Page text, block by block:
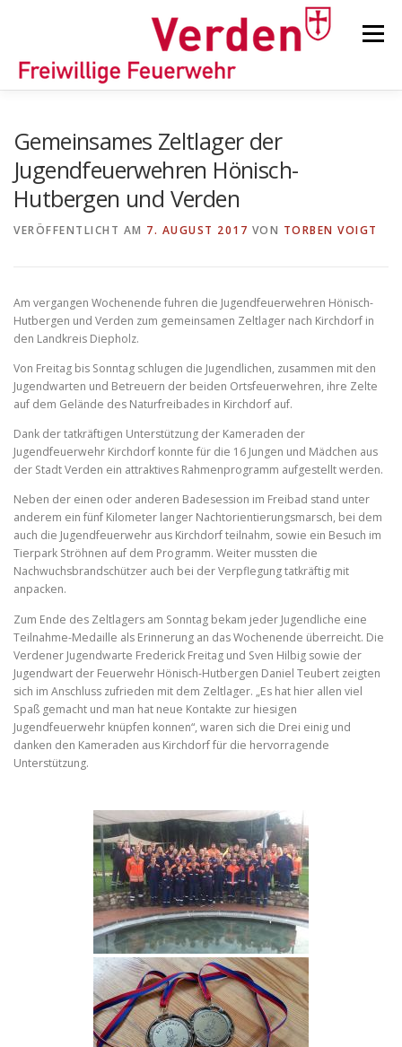
Menü
ORTSFEUERWEHREN
TIPPS/TRICKS
Gemeinsames Zeltlager der
Jugendfeuerwehren Hönisch-
Hutbergen und Verden
VERÖFFENTLICHT AM 7. AUGUST 2017 VON TORBEN VOIGT
Am vergangen Wochenende fuhren die Jugendfeuerwehren Hönisch-
Hutbergen und Verden zum gemeinsamen Zeltlager nach Kirchdorf in
den Landkreis Diepholz.
Von Freitag bis Sonntag schlugen die Jugendlichen, zusammen mit den
Jugendwarten und Betreuern der beiden Ortsfeuerwehren, ihre Zelte
auf dem Gelände des Naturfreibades in Kirchdorf auf.
Dank der tatkräftigen Unterstützung der Kameraden der
Jugendfeuerwehr Kirchdorf konnte für die 16 Jungen und Mädchen aus
der Stadt Verden ein attraktives Rahmenprogramm aufgestellt werden.
Neben der einen oder anderen Badesession im Freibad stand unter
anderem ein fünf Kilometer langer Nachtorientierungsmarsch, bei dem
auch die Jugendfeuerwehr aus Kirchdorf teilnahm, sowie ein Besuch im
Tierpark Ströhnen auf dem Programm. Weiter mussten die
Nachwuchsbrandschützer auch bei der Verpflegung tatkräftig mit
anpacken.
Zum Ende des Zeltlagers am Sonntag bekam jeder Jugendliche eine
Teilnahme-Medaille als Erinnerung an das Wochenende überreicht. Die
Verdener Jugendwarte Frederick Freitag und Sven Hilbig sowie der
Jugendwart der Feuerwehr Hönisch-Hutbergen Daniel Teubert zeigten
sich im Anschluss zufrieden mit dem Zeltlager. „Es hat hier allen viel
Spaß gemacht und man hat neue Kontakte zur hiesigen
Jugendfeuerwehr knüpfen konnen“, waren sich die Drei einig und
danken den Kameraden aus Kirchdorf für die hervorragende
Unterstützung.